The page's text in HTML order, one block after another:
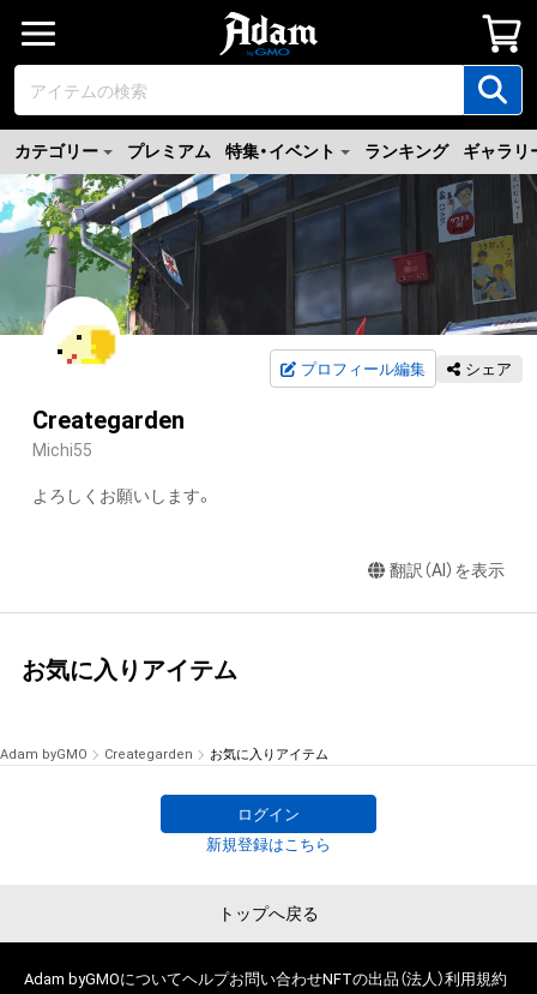
カテゴリー プレミアム 特集・イベント ランキング ギャラリ
プロフィール編集 シェア
Creategarden
Michi55
よろしくお願いします。
翻訳（AI）を表示
お気に入りアイテム
Adam byGMO Creategarden お気に入りアイテム
ログイン
新規登録はこちら
トップへ戻る
Adam byGMOについてヘルプお問い合わせNFTの出品（法人）利用規約